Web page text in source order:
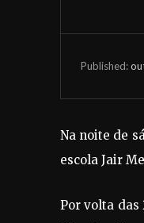
Published:
Na noite de
escola Jair
Por volta das